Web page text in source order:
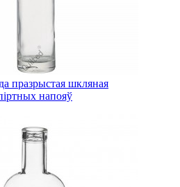
празрыстая шкляная
напояў